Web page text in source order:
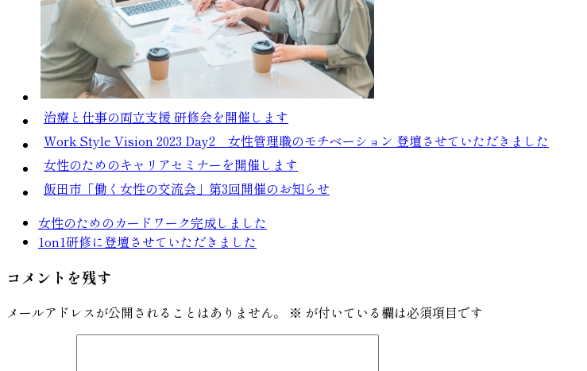
治療と仕事の両立支援 研修会を開催します
Work Style Vision 2023 Day2 女性管理職のモチベーション 登壇させていただきました
女性のためのキャリアセミナーを開催します
飯田市「働く女性の交流会」第3回開催のお知らせ
女性のためのカードワーク完成しました
1on1研修に登壇させていただきました
コメントを残す
メールアドレスが公開されることはありません。 ※ が付いている欄は必須項目です